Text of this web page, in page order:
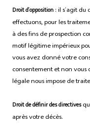
Droit d’opposition: il s’agit du
effectuons, pour les
à des fins de prospection
motif légitime impérieux
vous avez donné votre
consentement et non vous
légale nous impose de
Droit de définir des directives
après votre décès.